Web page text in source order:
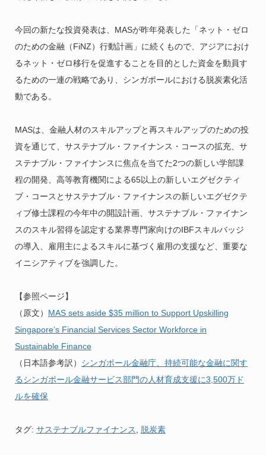
今回の新たな投資発表は、MASが昨年発表した「ネット・ゼロ
のための金融（FiNZ）行動計画」に続くもので、アジアにおけ
るネット・ゼロ移行を促進することを目的とした資金を動員す
るための一連の戦略であり、シンガポールにおける脱炭素化活
動である。
MASは、金融人材のスキルアップと再スキルアップのための投
資を通じて、サステナブル・ファイナンス・コースの拡充、サ
ステナブル・ファイナンスに焦点を当てた2つの新しい学部課
程の開発、高等教育機関による65以上の新しいエグゼクティ
ブ・コースとサステナブル・ファイナンスの新しいエグゼクテ
ィブ修士課程の今年中の開設計画、サステナブル・ファイナン
スのスキル習得を認定する業界専門家向けのIBFスキルバッジ
の導入、雇用主によるスキルに基づく雇用の支援など、重要な
イニシアティブを強調した。
【参照ページ】
（原文） MAS sets aside $35 million to Support Upskilling
Singapore’s Financial Services Sector Workforce in
Sustainable Finance
（日本語参考訳） シンガポール金融庁、持続可能な金融に関す
るシンガポール金融サービス部門の人材育成支援に3,500万ド
ルを確保
タグ: サステナブルファイナンス 脱炭素